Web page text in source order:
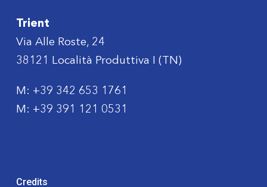
Trient
Via Alle Roste, 24
38121 Località Produttiva I (TN)
M: +39 342 653 1761
M: +39 391 121 0531
Credits